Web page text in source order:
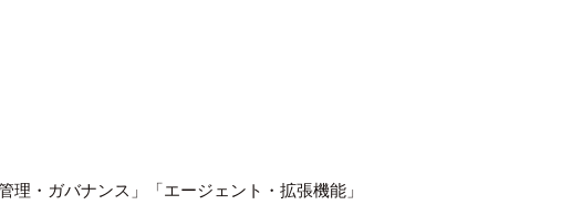
・ガバナンス」「エージェント・拡張機能」